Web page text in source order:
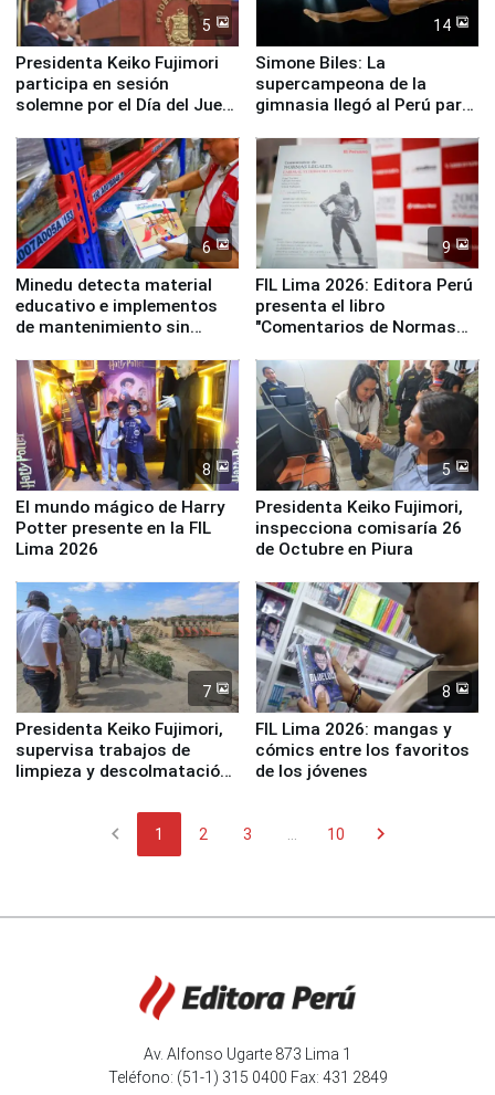
5
Presidenta Keiko Fujimori
participa en sesión
solemne por el Día del Juez
14
Simone Biles: La
supercampeona de la
gimnasia llegó al Perú para
Panamericanos Lima 2027
6
Minedu detecta material
educativo e implementos
de mantenimiento sin
la UGEL 2
9
FIL Lima 2026: Editora Perú
presenta el libro
"Comentarios de Normas
Derecho Colectivo"
8
El mundo mágico de Harry
Potter presente en la FIL
Lima 2026
5
Presidenta Keiko Fujimori,
inspecciona comisaría 26
de Octubre en Piura
7
Presidenta Keiko Fujimori,
supervisa trabajos de
limpieza y descolmatación
8
FIL Lima 2026: mangas y
cómics entre los favoritos
de los jóvenes
chevron_left 1 2 3 10 chevron_right
Av. Alfonso Ugarte 873 Lima 1
Teléfono: (51-1) 315 0400 Fax: 431 2849